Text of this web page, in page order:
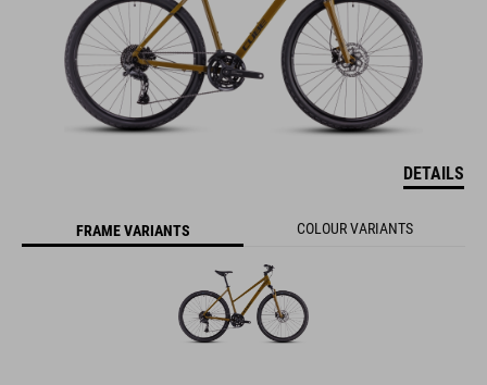
DETAILS
FRAME VARIANTS COLOUR VARIANTS